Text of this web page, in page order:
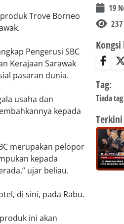
produk Trove Borneo
Pengerusi SBC
Kerajaan Sarawak
pasaran dunia.
usaha dan
kepada
merupakan pelopor
kepada
ujar beliau.
di sini, pada Rabu.
ini akan
19
237
Kongsi
Tag:
Tiada
Terkini